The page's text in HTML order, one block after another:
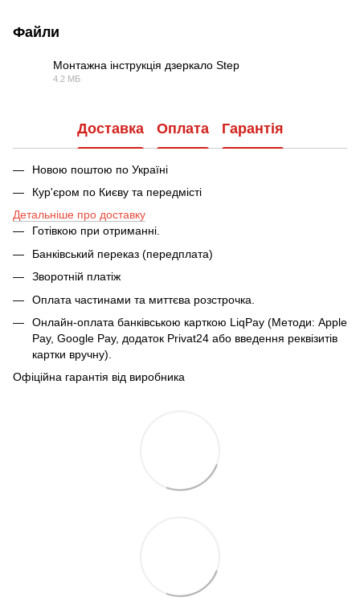
Файли
Монтажна інструкція дзеркало Step
4.2 МБ
Доставка Оплата Гарантія
Новою поштою по Україні
Кур'єром по Києву та передмісті
Детальніше про доставку
Готівкою при отриманні.
Банківський переказ (передплата)
Зворотній платіж
Оплата частинами та миттєва розстрочка.
Онлайн-оплата банківською карткою LiqPay (Методи: Apple
Pay, Google Pay, додаток Privat24 або введення реквізитів
картки вручну).
Офіційна гарантія від виробника